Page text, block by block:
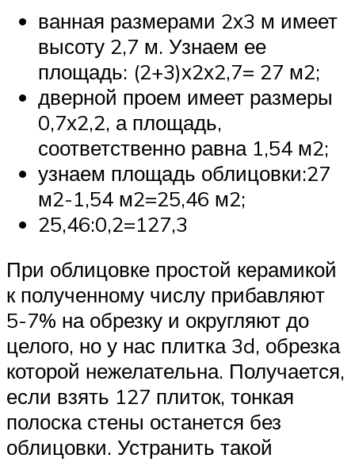
ванная размерами 2х3 м имеет
высоту 2,7 м. Узнаем ее
площадь: (2+3)х2х2,7= 27 м2;
дверной проем имеет размеры
0,7х2,2, а площадь,
соответственно равна 1,54 м2;
узнаем площадь облицовки:27
м2-1,54 м2=25,46 м2;
25,46:0,2=127,3
При облицовке простой керамикой
к полученному числу прибавляют
5-7% на обрезку и округляют до
целого, но у нас плитка 3d, обрезка
которой нежелательна. Получается,
если взять 127 плиток, тонкая
полоска стены останется без
облицовки. Устранить такой